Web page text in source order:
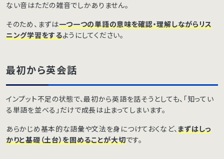
ない音はただの雑音でしかありません。
そのため、まずは一つ一つの単語の意味を確認・理解しながらリス
ニング学習をするようにしてください。
最初から英会話
インプット不足の状態で、最初から英語を話そうとしても、「知ってい
る単語を並べる」だけで成長は止まってしまいます。
あらかじめ基本的な語彙や文法を身につけておくなど、まずはしっ
かりと基礎（土台）を固めることが大切です。